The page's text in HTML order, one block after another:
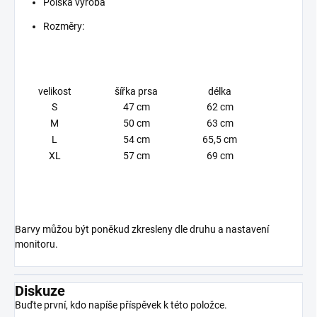
Rozměry:
velikost šířka prsa
délka
S
47 cm
62 cm
M
50 cm
63 cm
L
54 cm
65,5 cm
XL
57 cm 69 cm
Barvy můžou být poněkud zkresleny dle druhu a nastavení
monitoru.
Diskuze
Buďte první, kdo napíše příspěvek k této položce.